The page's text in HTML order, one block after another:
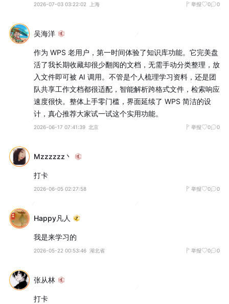
2026-07-03 03:22:02 上海 举报 0 0
吴海洋
作为 WPS 老用户，第一时间体验了知识库功能。它完美盘
活了我长期收藏却很少翻阅的文档，无需手动分类整理，放
入文件即可被 AI 调用。不管是个人梳理学习资料，还是团
队共享工作文档都很适配，智能解析跨格式文件，检索响应
速度很快。整体上手零门槛，界面延续了 WPS 简洁的设
计，真心推荐大家试一试这个实用功能。
2026-06-17 07:41:39 北京 举报 0 0
Mzzzzzz丶
打卡
2026-06-05 02:27:58 举报 0 0
Happy凡人
我是来学习的
2026-05-22 00:53:46 湖北省 举报 0 0
张从林
打卡